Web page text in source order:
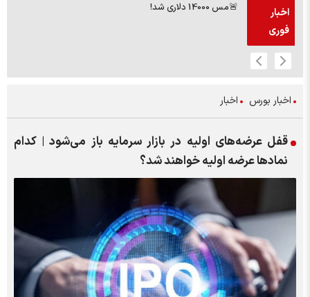
اخبار
فوری
🚨مس 14000 دلاری شد!
اخبار بورس اخبار
قفل عرضه‌های اولیه در بازار سرمایه باز می‌شود | کدام
نمادها عرضه اولیه خواهند شد؟